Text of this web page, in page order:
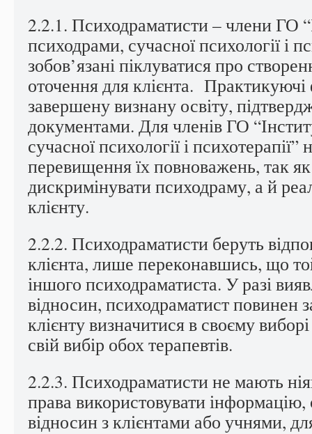
2.2.1. Психодраматисти – члени ГО
психодрами, сучасної психології і
зобов’язані піклуватися про
оточення для клієнта. Практикуючі
завершену визнану освіту,
документами. Для членів ГО
сучасної психології і
перевищення їх повноважень, так
дискримінувати психодраму, а й
клієнту.
2.2.2. Психодраматисти беруть
клієнта, лише переконавшись, що
іншого психодраматиста. У разі
відносин, психодраматист повинен
клієнту визначитися в своєму
свій вибір обох терапевтів.
2.2.3. Психодраматисти не мають
права використовувати інформацію,
відносин з клієнтами або учнями,